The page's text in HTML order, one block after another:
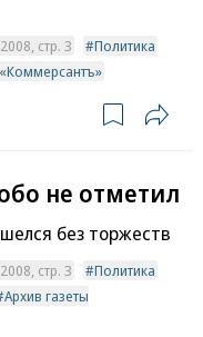
стр. 3
Политика
не отметил
без торжеств
стр. 3
Политика
Архив газеты